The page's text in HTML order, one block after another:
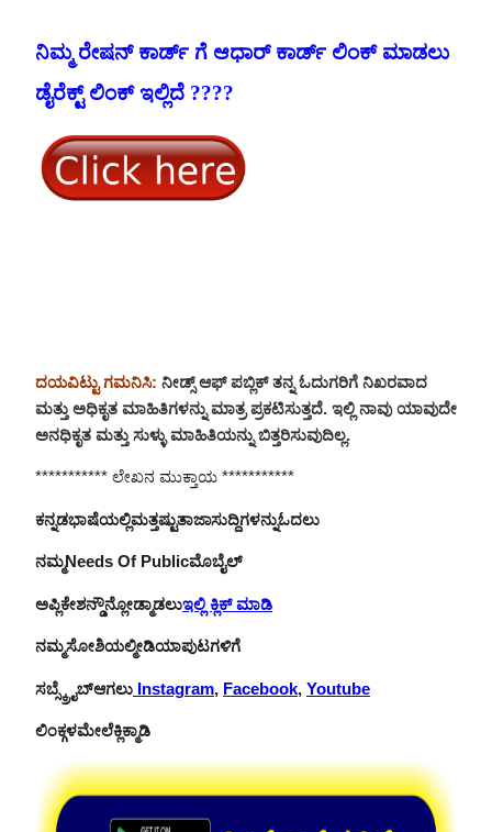
ನಿಮ್ಮ ರೇಷನ್ ಕಾರ್ಡ್ ಗೆ ಆಧಾರ್ ಕಾರ್ಡ್ ಲಿಂಕ್ ಮಾಡಲು
ಡೈರೆಕ್ಟ್ ಲಿಂಕ್ ಇಲ್ಲಿದೆ ????
ದಯವಿಟ್ಟು ಗಮನಿಸಿ: ನೀಡ್ಸ್ ಆಫ್ ಪಬ್ಲಿಕ್ ತನ್ನ ಓದುಗರಿಗೆ ನಿಖರವಾದ
ಮತ್ತು ಅಧಿಕೃತ ಮಾಹಿತಿಗಳನ್ನು ಮಾತ್ರ ಪ್ರಕಟಿಸುತ್ತದೆ. ಇಲ್ಲಿ ನಾವು ಯಾವುದೇ
ಅನಧಿಕೃತ ಮತ್ತು ಸುಳ್ಳು ಮಾಹಿತಿಯನ್ನು ಬಿತ್ತರಿಸುವುದಿಲ್ಲ.
*********** ಲೇಖನ ಮುಕ್ತಾಯ ***********
ಕನ್ನಡಭಾಷೆಯಲ್ಲಿಮತ್ತಷ್ಟುತಾಜಾಸುದ್ದಿಗಳನ್ನುಓದಲು
ನಮ್ಮNeeds Of Publicಮೊಬೈಲ್
ಅಪ್ಲಿಕೇಶನ್ಡೌನ್ಲೋಡ್ಮಾಡಲುಇಲ್ಲಿ ಕ್ಲಿಕ್ ಮಾಡಿ
ನಮ್ಮಸೋಶಿಯಲ್ಮೀಡಿಯಾಪುಟಗಳಿಗೆ
ಸಬ್ಸ್ಕ್ರೈಬ್ಆಗಲು Instagram, Facebook, Youtube
ಲಿಂಕ್ಗಳಮೇಲೆಕ್ಲಿಕ್ಮಾಡಿ